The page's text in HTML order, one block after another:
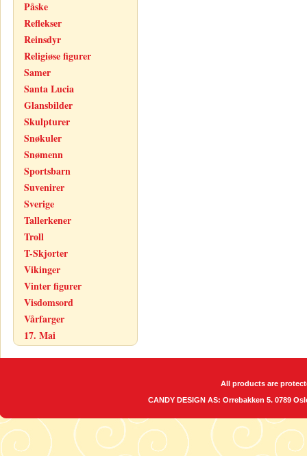
Påske
Reflekser
Reinsdyr
Religiøse figurer
Samer
Santa Lucia
Glansbilder
Skulpturer
Snøkuler
Snømenn
Sportsbarn
Suvenirer
Sverige
Tallerkener
Troll
T-Skjorter
Vikinger
Vinter figurer
Visdomsord
Vårfarger
17. Mai
All products are
CANDY DESIGN AS: Orrebakken 5. 0789